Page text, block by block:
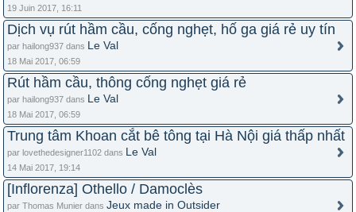
19 Juin 2017, 16:11
Dịch vụ rút hầm cầu, cống nghẹt, hố ga giá rẻ uy tín
par hailong937 dans Le Val
18 Mai 2017, 06:59
Rút hầm cầu, thông cống nghẹt giá rẻ
par hailong937 dans Le Val
18 Mai 2017, 06:59
Trung tâm Khoan cắt bê tông tại Hà Nội giá thấp nhất
par lovethedesigner1102 dans Le Val
14 Mai 2017, 19:14
[Inflorenza] Othello / Damoclès
par Thomas Munier dans Jeux made in Outsider